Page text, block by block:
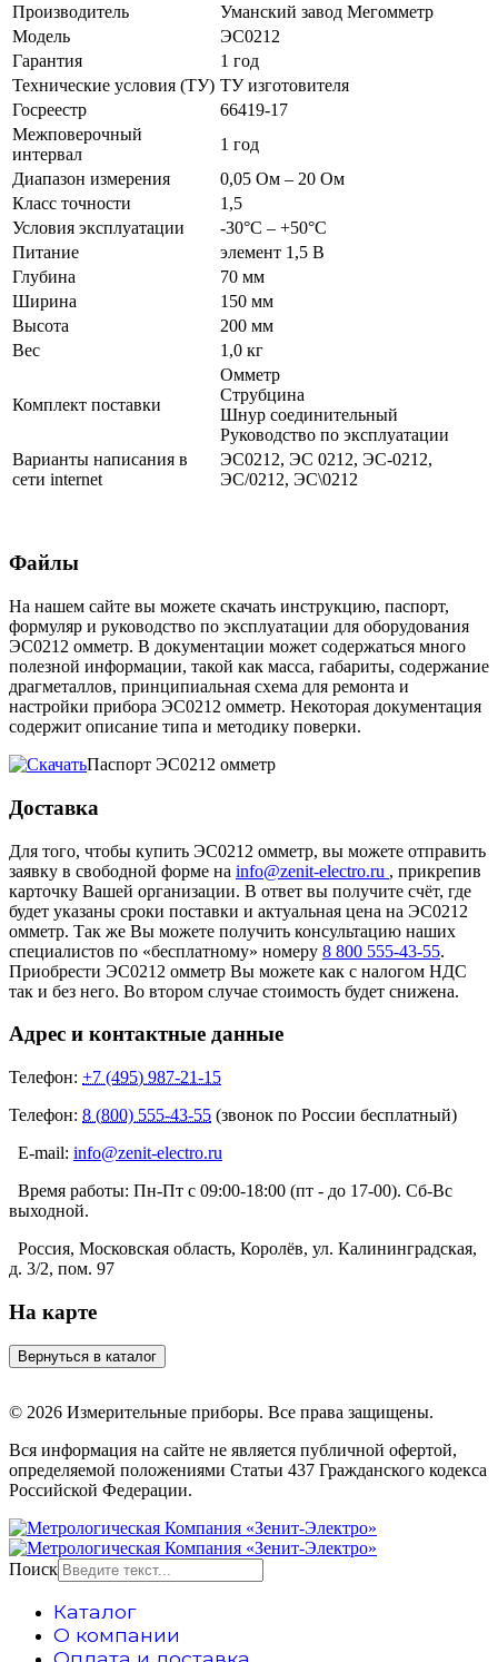
Производитель
Уманский завод Мегомметр
Модель
ЭС0212
Гарантия
1 год
Технические условия (ТУ) ТУ изготовителя
Госреестр
66419-17
Межповерочный
интервал
1 год
Диапазон измерения
0,05 Ом – 20 Ом
Класс точности
1,5
Условия эксплуатации
-30°С – +50°С
Питание
элемент 1,5 В
Глубина
70 мм
Ширина
150 мм
Высота
200 мм
Вес
1,0 кг
Комплект поставки
Омметр
Струбцина
Шнур соединительный
Руководство по эксплуатации
Варианты написания в
сети internet
ЭС0212, ЭС 0212, ЭС-0212,
ЭС/0212, ЭС\0212
Файлы
На нашем сайте вы можете скачать инструкцию, паспорт,
формуляр и руководство по эксплуатации для оборудования
ЭС0212 омметр. В документации может содержаться много
полезной информации, такой как масса, габариты, содержание
драгметаллов, принципиальная схема для ремонта и
настройки прибора ЭС0212 омметр. Некоторая документация
содержит описание типа и методику поверки.
Паспорт ЭС0212 омметр
Доставка
Для того, чтобы купить ЭС0212 омметр, вы можете отправить
заявку в свободной форме на info@zenit-electro.ru , прикрепив
карточку Вашей организации. В ответ вы получите счёт, где
будет указаны сроки поставки и актуальная цена на ЭС0212
омметр. Так же Вы можете получить консультацию наших
специалистов по «бесплатному» номеру 8 800 555-43-55.
Приобрести ЭС0212 омметр Вы можете как с налогом НДС
так и без него. Во втором случае стоимость будет снижена.
Адрес и контактные данные
Телефон: +7 (495) 987-21-15
Телефон: 8 (800) 555-43-55 (звонок по России бесплатный)
E-mail: info@zenit-electro.ru
Время работы: Пн-Пт с 09:00-18:00 (пт - до 17-00). Сб-Вс
выходной.
Россия, Московская область, Королёв, ул. Калининградская,
д. 3/2, пом. 97
На карте
© 2026 Измерительные приборы. Все права защищены.
Вся информация на сайте не является публичной офертой,
определяемой положениями Статьи 437 Гражданского кодекса
Российской Федерации.
Поиск
Каталог
О компании